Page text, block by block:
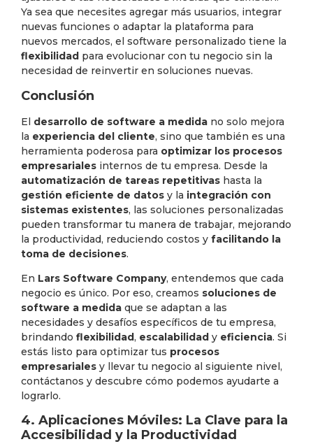
Ya sea que necesites agregar más usuarios, integrar
nuevas funciones o adaptar la plataforma para
nuevos mercados, el software personalizado tiene la
flexibilidad para evolucionar con tu negocio sin la
necesidad de reinvertir en soluciones nuevas.
Conclusión
El desarrollo de software a medida no solo mejora
la experiencia del cliente, sino que también es una
herramienta poderosa para optimizar los procesos
empresariales internos de tu empresa. Desde la
automatización de tareas repetitivas hasta la
gestión eficiente de datos y la integración con
sistemas existentes, las soluciones personalizadas
pueden transformar tu manera de trabajar, mejorando
la productividad, reduciendo costos y facilitando la
toma de decisiones.
En Lars Software Company, entendemos que cada
negocio es único. Por eso, creamos soluciones de
software a medida que se adaptan a las
necesidades y desafíos específicos de tu empresa,
brindando flexibilidad, escalabilidad y eficiencia. Si
estás listo para optimizar tus procesos
empresariales y llevar tu negocio al siguiente nivel,
contáctanos y descubre cómo podemos ayudarte a
lograrlo.
4. Aplicaciones Móviles: La Clave para la
Accesibilidad y la Productividad